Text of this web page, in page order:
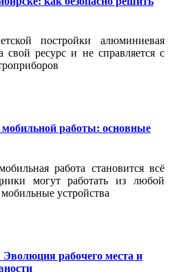
постройки алюминиевая
свой ресурс и не справляется с
работы: основные
работа становится всё
могут работать из любой
устройства
рабочего места и